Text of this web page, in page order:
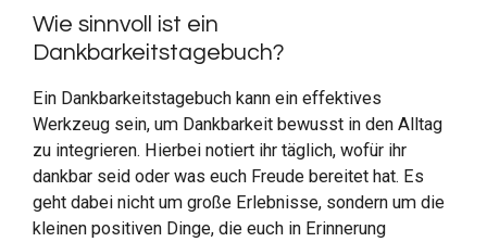
Wie sinnvoll ist ein
Dankbarkeitstagebuch?
Ein Dankbarkeitstagebuch kann ein effektives
Werkzeug sein, um Dankbarkeit bewusst in den Alltag
zu integrieren. Hierbei notiert ihr täglich, wofür ihr
dankbar seid oder was euch Freude bereitet hat. Es
geht dabei nicht um große Erlebnisse, sondern um die
kleinen positiven Dinge, die euch in Erinnerung